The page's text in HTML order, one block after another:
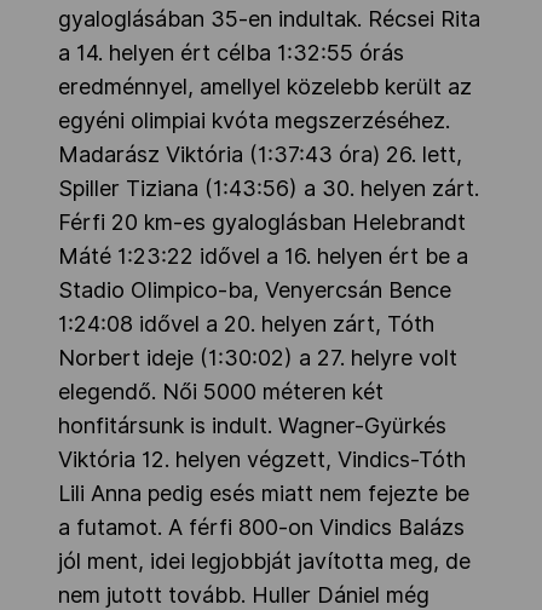
gyaloglásában 35-en indultak. Récsei Rita
a 14. helyen ért célba 1:32:55 órás
eredménnyel, amellyel közelebb került az
egyéni olimpiai kvóta megszerzéséhez.
Madarász Viktória (1:37:43 óra) 26. lett,
Spiller Tiziana (1:43:56) a 30. helyen zárt.
Férfi 20 km-es gyaloglásban Helebrandt
Máté 1:23:22 idővel a 16. helyen ért be a
Stadio Olimpico-ba, Venyercsán Bence
1:24:08 idővel a 20. helyen zárt, Tóth
Norbert ideje (1:30:02) a 27. helyre volt
elegendő. Női 5000 méteren két
honfitársunk is indult. Wagner-Gyürkés
Viktória 12. helyen végzett, Vindics-Tóth
Lili Anna pedig esés miatt nem fejezte be
a futamot. A férfi 800-on Vindics Balázs
jól ment, idei legjobbját javította meg, de
nem jutott tovább. Huller Dániel még